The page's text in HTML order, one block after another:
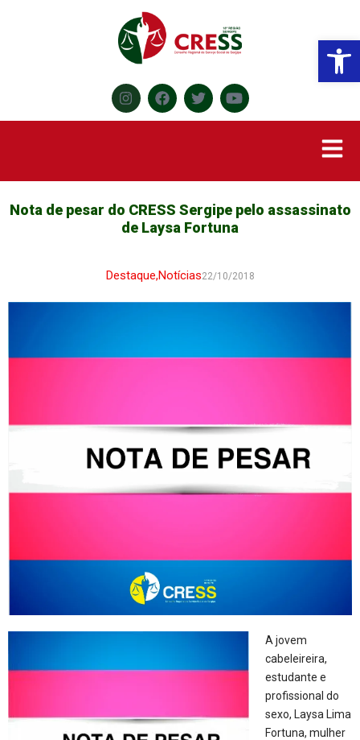
Nota de pesar do CRESS Sergipe pelo assassinato
de Laysa Fortuna
Destaque,Notícias22/10/2018
A jovem
cabeleireira,
estudante e
profissional do
sexo, Laysa Lima
Fortuna, mulher